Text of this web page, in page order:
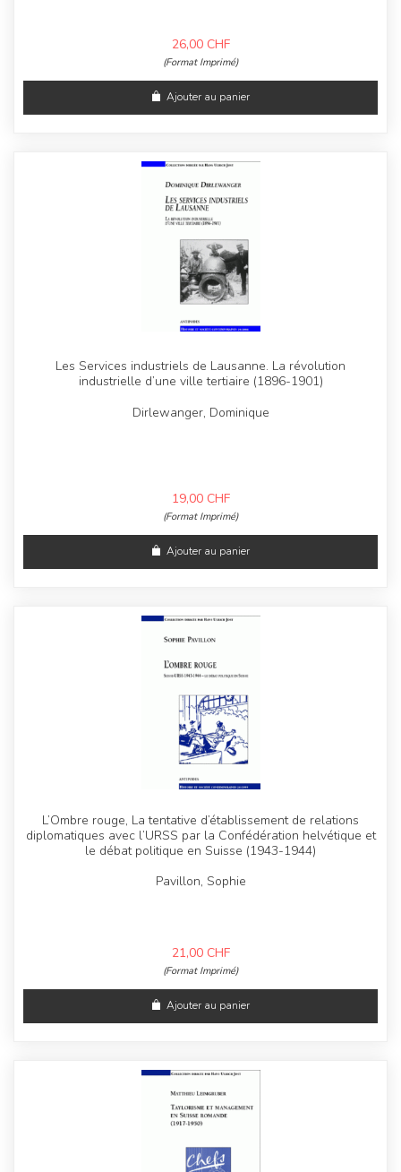
26,00 CHF
(Format Imprimé)
Ajouter au panier
Les Services industriels de Lausanne. La révolution
industrielle d’une ville tertiaire (1896-1901)
Dirlewanger, Dominique
19,00 CHF
(Format Imprimé)
Ajouter au panier
L’Ombre rouge, La tentative d’établissement de relations
diplomatiques avec l’URSS par la Confédération helvétique et
le débat politique en Suisse (1943-1944)
Pavillon, Sophie
21,00 CHF
(Format Imprimé)
Ajouter au panier